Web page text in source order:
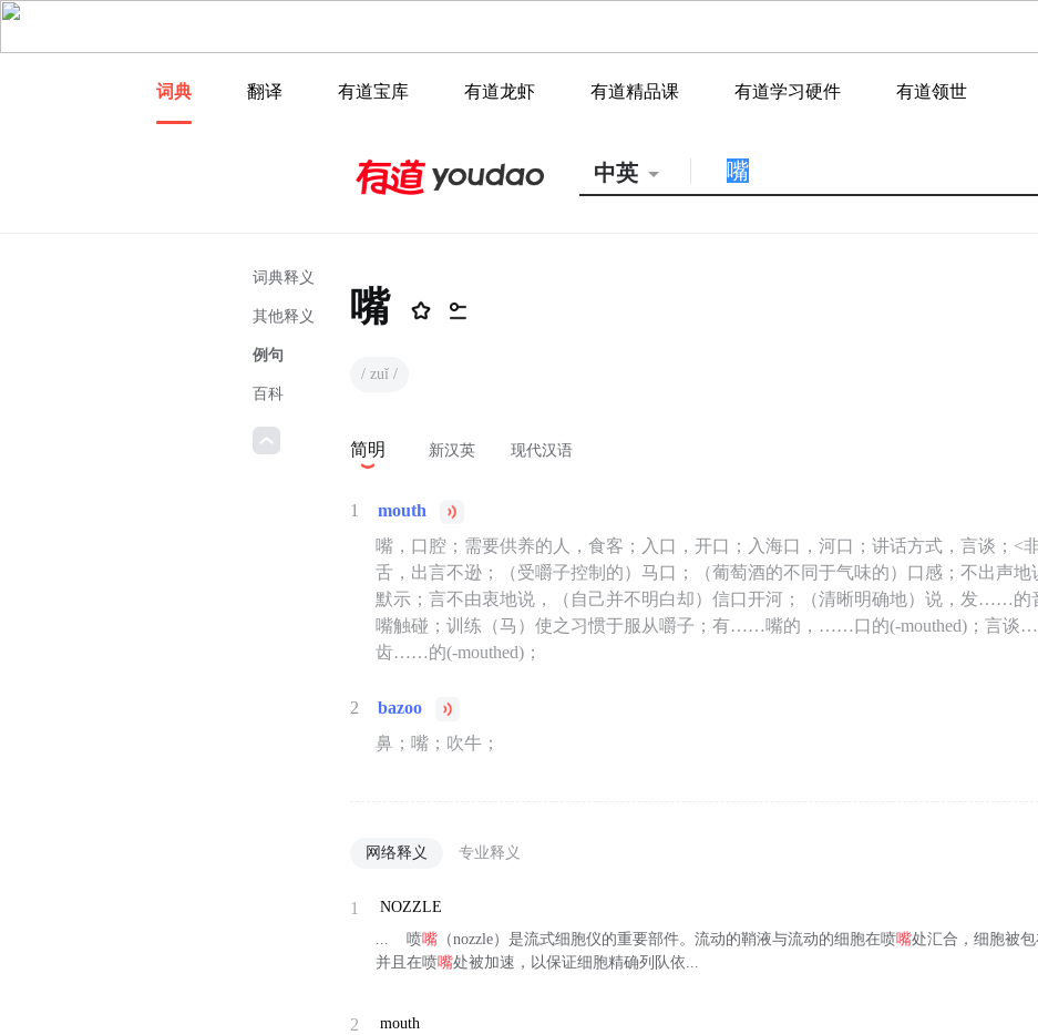
词典 翻译 有道宝库 有道龙虾 有道精品课 有道学习硬件 有道领世
中英
词典释义
其他释义
例句
百科
嘴
/ zuǐ /
简明 新汉英 现代汉语
1
mouth
嘴，口腔；需要供养的人，食客；入口，开口；入海口，河口；讲话方式，言谈；<
舌，出言不逊；（受嚼子控制的）马口；（葡萄酒的不同于气味的）口感；不出声地
默示；言不由衷地说，（自己并不明白却）信口开河；（清晰明确地）说，发……的
嘴触碰；训练（马）使之习惯于服从嚼子；有……嘴的，……口的(-mouthed)；言谈
齿……的(-mouthed)；
2
bazoo
鼻；嘴；吹牛；
网络释义 专业释义
1
NOZZLE
... 喷嘴 （nozzle）是流式细胞仪的重要部件。流动的鞘液与流动的细胞在喷嘴处汇合，细胞被包
并且在喷嘴处被加速，以保证细胞精确列队依...
2
mouth